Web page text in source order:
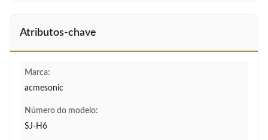
Atributos-chave
Marca:
acmesonic
Número do modelo:
SJ-H6